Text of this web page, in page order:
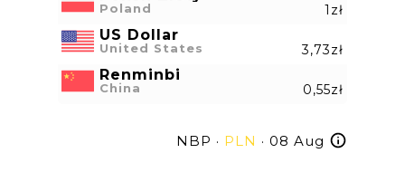
Poland 1zł
US Dollar
United States 3,73zł
Renminbi
China 0,55zł
NBP · PLN · 08 Aug